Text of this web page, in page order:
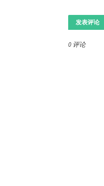
发表评论
0 评论